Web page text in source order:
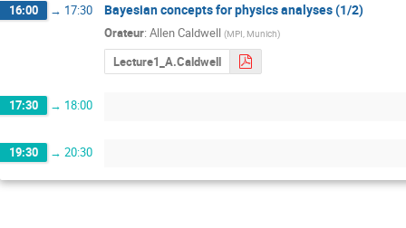
16:00 → 17:30 Bayesian concepts for physics analyses (1/2)
Orateur: Allen Caldwell (MPI, Munich)
Lecture1_A.Caldwell
17:30 → 18:00
19:30 → 20:30